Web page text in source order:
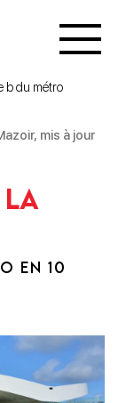
b du métro
mis à jour
la
EN 10